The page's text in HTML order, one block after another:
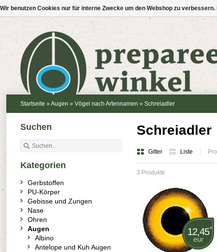
Startseite » Augen » Vögel nach Artennamen » Schreiadler
Schreiadler
Gitter Liste
3 Produkte
12,45*
eur
Suchen
Kategorien
Gerbstoffen
PU-Körper
Gebisse und Zungen
Nase
Ohren
Augen
Albino
Antelope und Kuh Augen
Wir benutzen Cookies nur für interne Zwecke um den Webshop zu